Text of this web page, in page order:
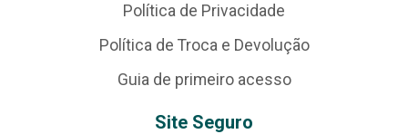
Política de Privacidade
Política de Troca e Devolução
Guia de primeiro acesso
Site Seguro